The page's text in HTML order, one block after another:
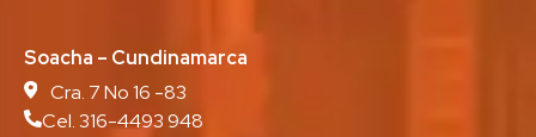
Soacha – Cundinamarca
Cra. 7 No 16 -83
Cel. 316-4493 948